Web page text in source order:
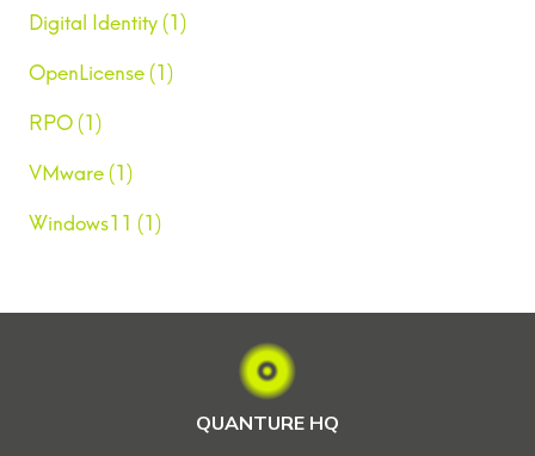
Digital Identity (1)
OpenLicense (1)
RPO (1)
VMware (1)
Windows11 (1)
QUANTURE HQ